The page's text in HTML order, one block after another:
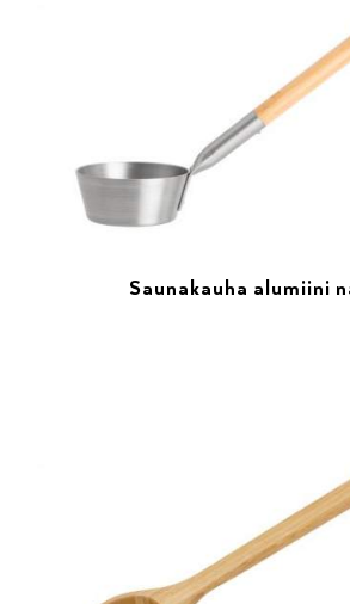
Saunakauha alumiini